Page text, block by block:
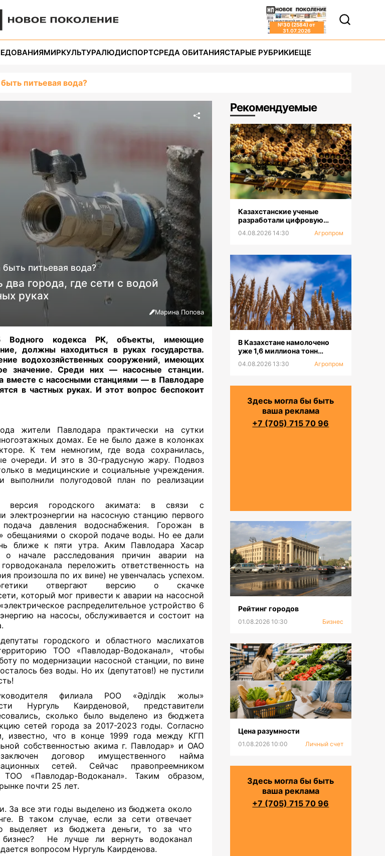
№30 (2584) от
31.07.2026
МИРКУЛЬТУРАЛЮДИСПОРТСРЕДА ОБИТАНИЯСТАРЫЕ РУБРИКИЕЩЕ
питьевая вода?
питьевая вода?
два города, где сети с водой
руках
Марина Попова
Водного кодекса РК, объекты, имеющие
должны находиться в руках государства.
водохозяйственных сооружений, имеющих
значение. Среди них — насосные станции.
вместе с насосными станциями — в Павлодаре
в частных руках. И этот вопрос беспокоит
жители Павлодара практически на сутки
домах. Ее не было даже в колонках
К тем немногим, где вода сохранилась,
очереди. И это в 30-градусную жару. Подвоз
в медицинские и социальные учреждения.
выполнили полугодовой план по реализации
версия городского акимата: в связи с
электроэнергии на насосную станцию первого
давления водоснабжения. Горожан в
обещаниями о скорой подаче воды. Но ее дали
ближе к пяти утра. Аким Павлодара Хасар
о начале расследования причин аварии на
переложить ответственность на
произошла по их вине) не увенчалась успехом.
отвергают версию о скачке
который мог привести к аварии на насосной
распределительное устройство 6
на насосы, обслуживается и состоит на
городского и областного маслихатов
ТОО «Павлодар-Водоканал», чтобы
по модернизации насосной станции, по вине
без воды. Но их (депутатов!) не пустили
филиала РОО «Әділдік жолы»
Нургуль Каирденовой, представители
сколько было выделено из бюджета
сетей города за 2017-2023 годы. Согласно
известно, что в конце 1999 года между КГП
собственностью акима г. Павлодар» и ОАО
договор имущественного найма
сетей. Сейчас правопреемником
ТОО «Павлодар-Водоканал». Таким образом,
почти 25 лет.
За все эти годы выделено из бюджета около
В таком случае, если за сети отвечает
выделяет из бюджета деньги, то за что
Не лучше ли вернуть водоканал
вопросом Нургуль Каирденова.
Рекомендуемые
Казахстанские ученые
разработали цифровую
пчел
04.08.2026 14:30 Агропром
В Казахстане намолочено
уже 1,6 миллиона тонн
04.08.2026 13:30 Агропром
Здесь могла бы быть
ваша реклама
+7 (705) 715 70 96
Рейтинг городов
01.08.2026 10:30 Бизнес
Цена разумности
01.08.2026 10:00 Личный счет
Здесь могла бы быть
ваша реклама
+7 (705) 715 70 96